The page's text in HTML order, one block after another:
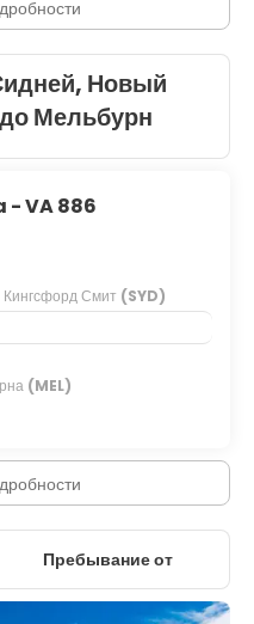
Новый
Мельбурн
VA 886
Смит (SYD)
(MEL)
Пребывание от